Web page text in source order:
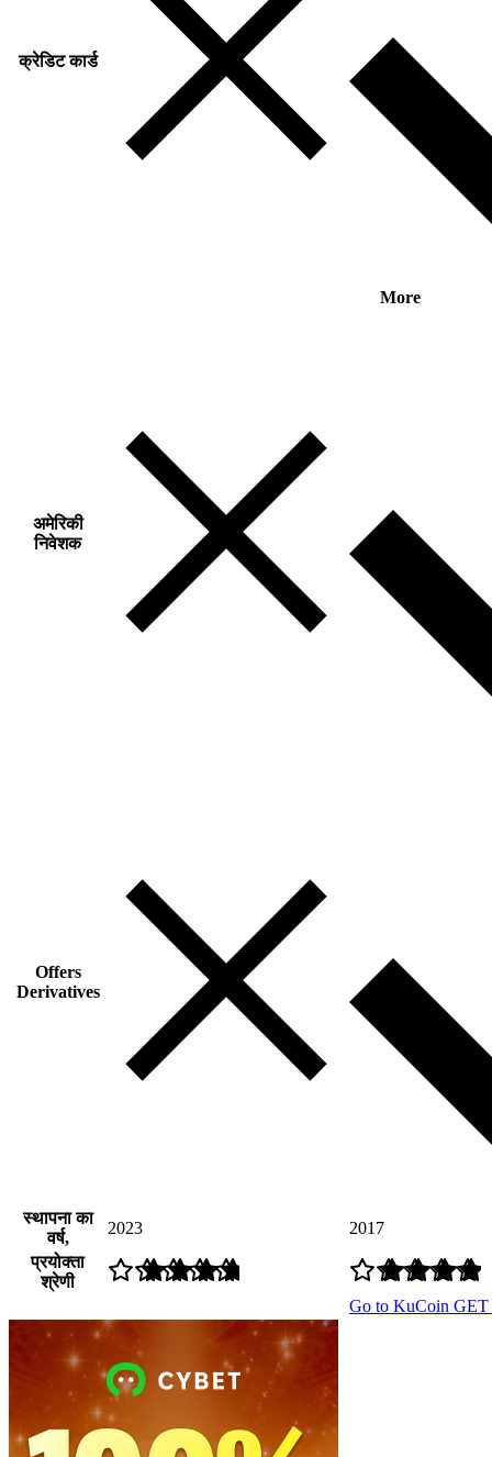
क्रेडिट कार्ड
More
अमेरिकी
निवेशक
Offers
Derivatives
स्थापना का
वर्ष,
2023
2017
प्रयोक्ता
श्रेणी
Go to KuCoin GET